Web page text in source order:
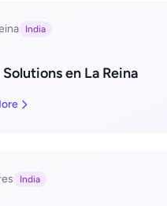
India
en La Reina
India